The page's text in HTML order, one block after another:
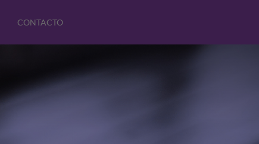
CONTACTO